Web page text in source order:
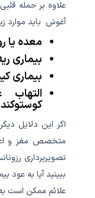
آغوش باید موارد
معده یا
بیماری
بیماری
متخصص مغز و
علائم ممکن است به